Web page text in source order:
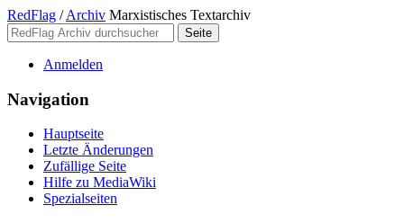
RedFlag / Archiv Marxistisches Textarchiv
Anmelden
Navigation
Hauptseite
Letzte Änderungen
Zufällige Seite
Hilfe zu MediaWiki
Spezialseiten